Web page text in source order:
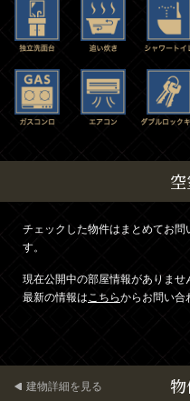
チェックした物件はまとめてお問
す。
現在公開中の部屋情報がありませ
最新の情報はこちらからお問い合
建物詳細を見る